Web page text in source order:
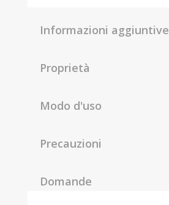
Informazioni aggiuntive
Proprietà
Modo d'uso
Precauzioni
Domande